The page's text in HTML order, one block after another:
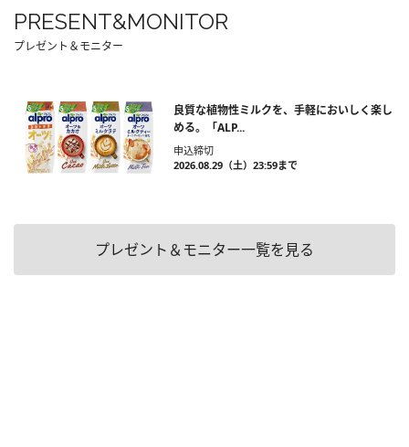
PRESENT&MONITOR
プレゼント＆モニター
良質な植物性ミルクを、手軽においしく楽し
める。「ALP...
申込締切
2026.08.29（土）23:59まで
プレゼント＆モニター一覧を見る